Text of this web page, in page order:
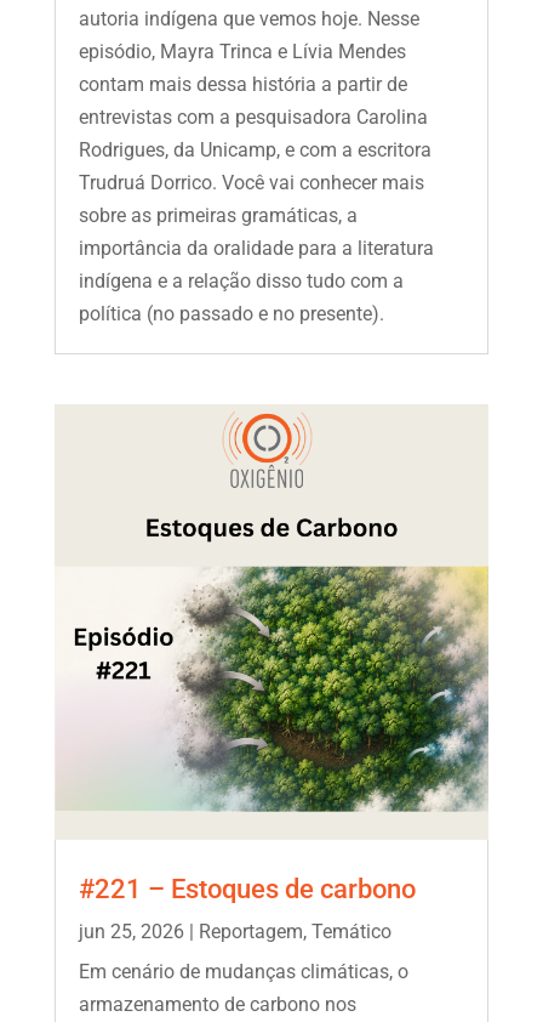
autoria indígena que vemos hoje. Nesse
episódio, Mayra Trinca e Lívia Mendes
contam mais dessa história a partir de
entrevistas com a pesquisadora Carolina
Rodrigues, da Unicamp, e com a escritora
Trudruá Dorrico. Você vai conhecer mais
sobre as primeiras gramáticas, a
importância da oralidade para a literatura
indígena e a relação disso tudo com a
política (no passado e no presente).
#221 – Estoques de carbono
jun 25, 2026| Reportagem, Temático
Em cenário de mudanças climáticas, o
armazenamento de carbono nos